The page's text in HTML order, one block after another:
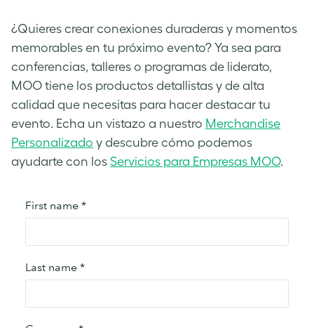
¿Quieres crear conexiones duraderas y momentos
memorables en tu próximo evento? Ya sea para
conferencias, talleres o programas de liderato,
MOO tiene los productos detallistas ​​y de alta
calidad que necesitas para hacer destacar tu
evento. Echa un vistazo a nuestro Merchandise
Personalizado y descubre cómo podemos
ayudarte con los Servicios para Empresas MOO.